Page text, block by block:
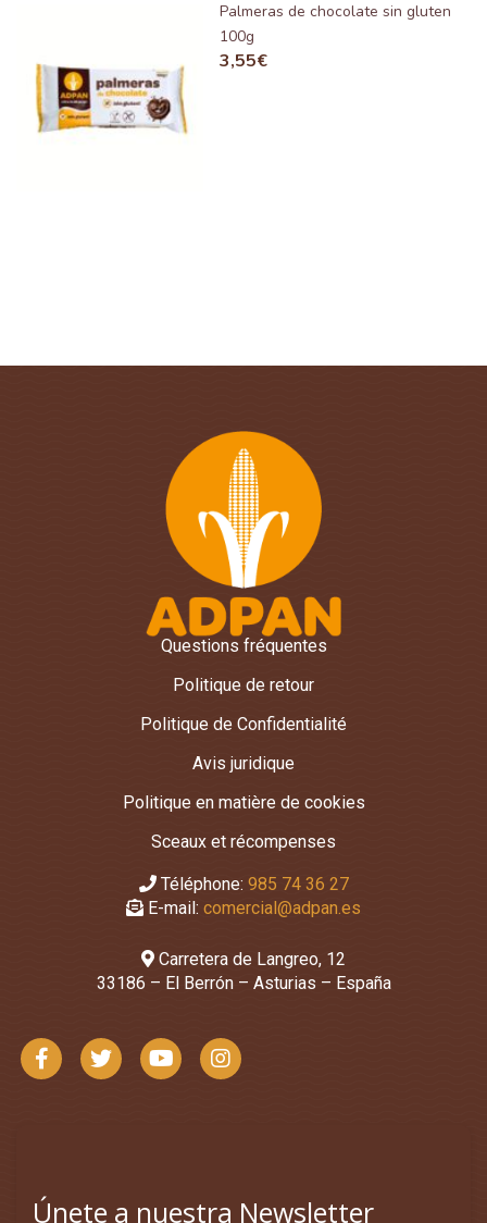
Palmeras de chocolate sin gluten
100g
3,55€
Questions fréquentes
Politique de retour
Politique de Confidentialité
Avis juridique
Politique en matière de cookies
Sceaux et récompenses
Téléphone: 985 74 36 27
E-mail: comercial@adpan.es
Carretera de Langreo, 12
33186 – El Berrón – Asturias – España